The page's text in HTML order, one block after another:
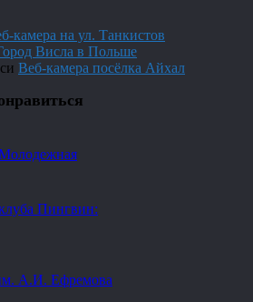
камера на ул. Танкистов
Висла в Польше
Веб-камера посёлка Айхал
Пингвин:
А.И. Ефремова